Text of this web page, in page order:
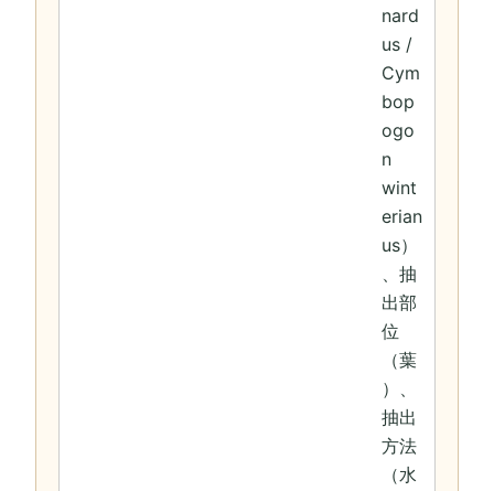
nard
us /
Cym
bop
ogo
n
wint
erian
us）
、抽
出部
位
（葉
）、
抽出
方法
（水